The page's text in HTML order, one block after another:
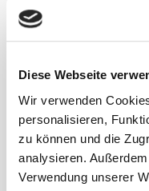
Diese Webseite
Wir verwenden
personalisieren,
zu können und die
analysieren.
Verwendung unserer
Gedächtniskirche
Eugen“ (Hochhaus in
Möbeldesigner
dank der original
einen nostalgischen
die Küche befinden
praktischer
lädt mit seinen